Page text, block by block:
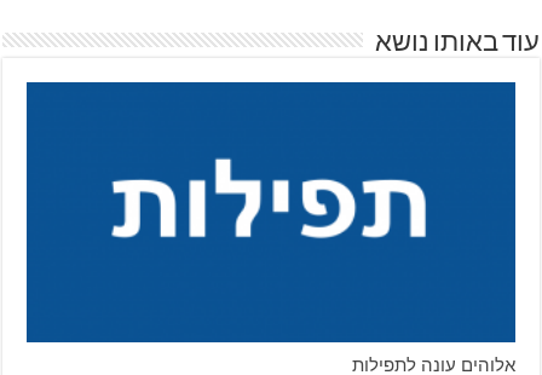
עוד באותו נושא
אלוהים עונה לתפילות